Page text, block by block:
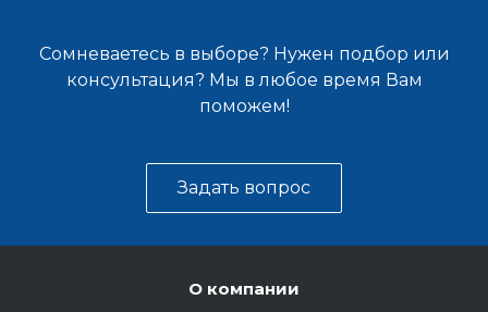
Сомневаетесь в выборе? Нужен подбор или
консультация? Мы в любое время Вам
поможем!
Задать вопрос
О компании